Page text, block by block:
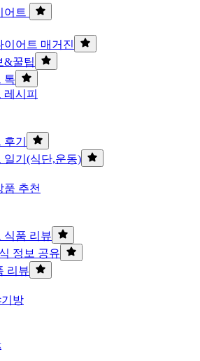
어트
이어트 매거진
&꿀팁
톡
레시피
기
일기(식단,운동)
품 추천
식품 리뷰
정보 공유
리뷰
방